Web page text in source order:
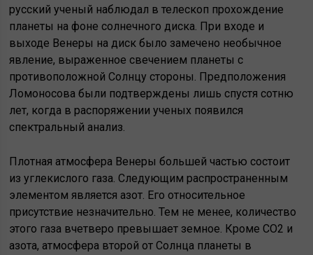
русский ученый наблюдал в телескоп прохождение
планеты на фоне солнечного диска. При входе и
выходе Венеры на диск было замечено необычное
явление, выраженное свечением планеты с
противоположной Солнцу стороны. Предположения
Ломоносова были подтверждены лишь спустя сотню
лет, когда в распоряжении ученых появился
спектральный анализ.
Плотная атмосфера Венеры большей частью состоит
из углекислого газа. Следующим распространенным
элементом является азот. Его относительное
присутствие незначительно. Тем не менее, количество
этого газа вчетверо превышает земное. Кроме CO2 и
азота, атмосфера второй от Солнца планеты в